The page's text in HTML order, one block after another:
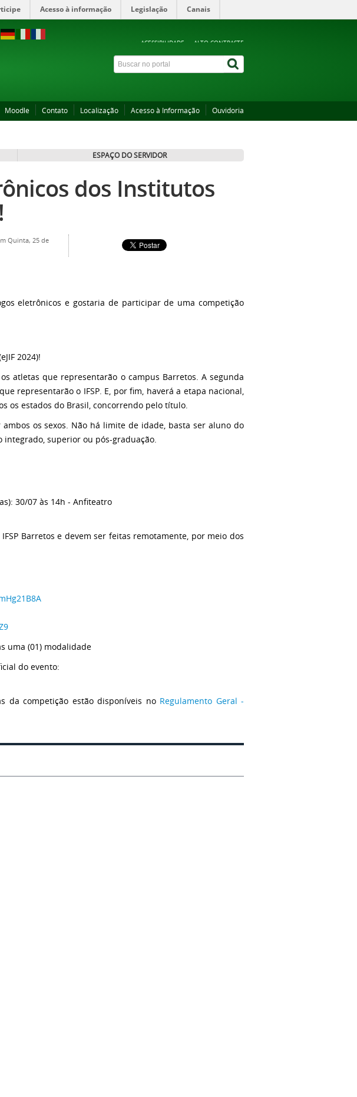
Acesso à informação Legislação Canais
ACESSIBILIDADE ALTO CONTRASTE
Moodle Contato Localização Acesso à Informação Ouvidoria
ESPAÇO DO SERVIDOR
dos Institutos
Quinta, 25 de
eletrônicos e gostaria de participar de uma competição
2024)!
atletas que representarão o campus Barretos. A segunda
representarão o IFSP. E, por fim, haverá a etapa nacional,
os estados do Brasil, concorrendo pelo título.
os sexos. Não há limite de idade, basta ser aluno do
integrado, superior ou pós-graduação.
30/07 às 14h - Anfiteatro
Barretos e devem ser feitas remotamente, por meio dos
uma (01) modalidade
do evento:
da competição estão disponíveis no Regulamento Geral -